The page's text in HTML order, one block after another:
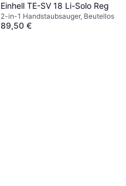
Einhell TE-SV 18 Li-Solo Reg
2-in-1 Handstaubsauger, Beutellos
89,50 €